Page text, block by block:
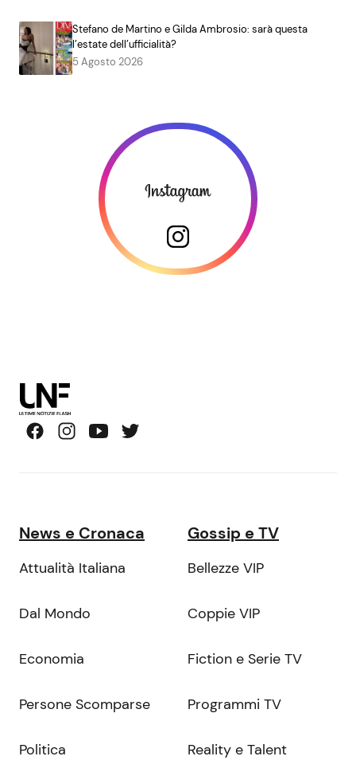
Stefano de Martino e Gilda Ambrosio: sarà questa
l’estate dell’ufficialità?
5 Agosto 2026
News e Cronaca
Attualità Italiana
Dal Mondo
Economia
Persone Scomparse
Politica
Gossip e TV
Bellezze VIP
Coppie VIP
Fiction e Serie TV
Programmi TV
Reality e Talent